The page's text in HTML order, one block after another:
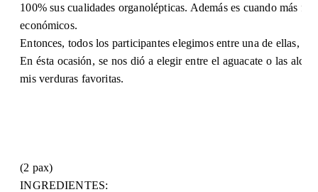
100% sus cualidades organolépticas. Además es cuando más
económicos.
Entonces, todos los participantes elegimos entre una de ellas, y
En ésta ocasión, se nos dió a elegir entre el aguacate o las
mis verduras favoritas.
(2 pax)
INGREDIENTES: